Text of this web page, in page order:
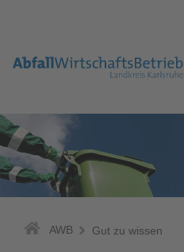
zum Navigationsbereich
AWB Gut zu wissen